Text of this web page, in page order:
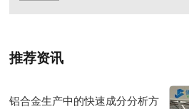
推荐资讯
铝合金生产中的快速成分分析方